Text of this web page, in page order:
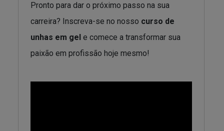
Pronto para dar o próximo passo na sua
carreira? Inscreva-se no nosso curso de
unhas em gel e comece a transformar sua
paixão em profissão hoje mesmo!